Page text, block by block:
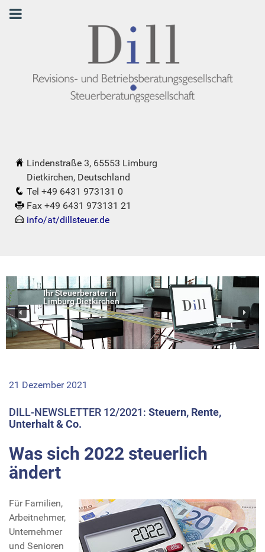
Lindenstraße 3, 65553 Limburg
Dietkirchen, Deutschland
Tel +49 6431 973131 0
Fax +49 6431 973131 21
info/at/dillsteuer.de
Ihr Steuerberater in
Limburg Dietkirchen
21 Dezember 2021
DILL-NEWSLETTER 12/2021: Steuern, Rente,
Unterhalt & Co.
Was sich 2022 steuerlich
ändert
Für Familien,
Arbeitnehmer,
Unternehmer
und Senioren